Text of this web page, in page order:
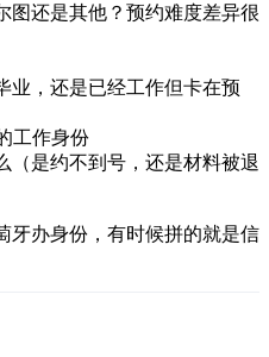
图还是其他？预约难度差异很
业，还是已经工作但卡在预
工作身份
（是约不到号，还是材料被退
牙办身份，有时候拼的就是信